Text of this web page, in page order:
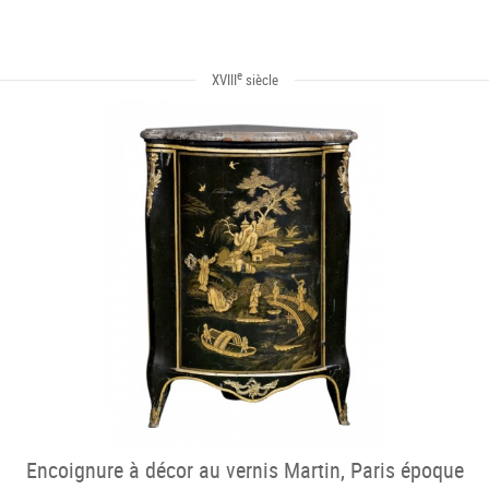
XVIIIesiècle
Encoignure à décor au vernis Martin, Paris époque